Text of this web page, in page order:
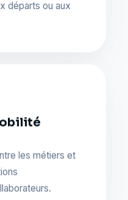
départs ou aux
les métiers et